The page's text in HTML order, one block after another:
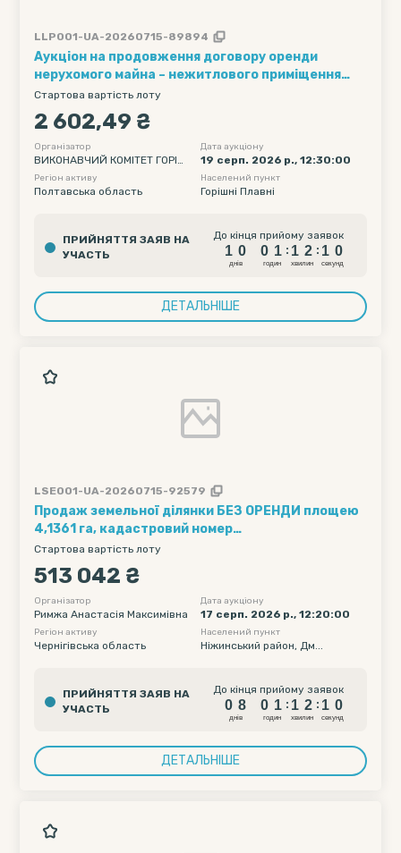
LLP001-UA-20260715-89894
Аукціон на продовження договору оренди
нерухомого майна – нежитлового приміщення
загальною площею 95,50 кв.м, розташованого за
адресою: проспект Героїв Дніпра, буд. 78, м.
Горішні Плавні, Кременчуцький район,
Полтавська область, 39800.
Стартова вартість лоту
2 602,49 ₴
Організатор
ВИКОНАВЧИЙ КОМІТЕТ ГОРІШ
НЬОПЛАВНІВСЬКОЇ МІСЬКОЇ РА
ДИ КРЕМЕНЧУЦЬКОГО РАЙОНУ
Дата аукціону
19 серп. 2026 р., 12:30:00
Регіон активу
Полтавська область
Населений пункт
Горішні Плавні
ПРИЙНЯТТЯ ЗАЯВ НА
УЧАСТЬ
До кінця прийому заявок
1
1
0
0
днiв
0
0
1
1
годин
:
1
1
2
2
хвилин
: 0
1
9
0
секунд
ДЕТАЛЬНІШЕ
LSE001-UA-20260715-92579
Продаж земельної ділянки БЕЗ ОРЕНДИ площею
4,1361 га, кадастровий номер
7420382000:08:000:0194, місцезнаходження:
Чернігівська область, Ніжинський район,
Дмитрівська сільська рада
Стартова вартість лоту
513 042 ₴
Організатор
Римжа Анастасія Максимівна
Дата аукціону
17 серп. 2026 р., 12:20:00
Регіон активу
Чернігівська область
Населений пункт
Ніжинський район, Дм...
ПРИЙНЯТТЯ ЗАЯВ НА
УЧАСТЬ
До кінця прийому заявок
0
0
8
8
днiв
0
0
1
1
годин
:
1
1
2
2
хвилин
: 0
1
9
0
секунд
ДЕТАЛЬНІШЕ